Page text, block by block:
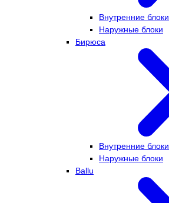
Внутренние блоки
Наружные блоки
Бирюса
Внутренние блоки
Наружные блоки
Ballu